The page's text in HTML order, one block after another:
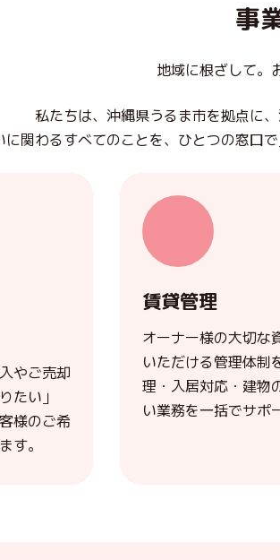
事
地域に根ざして。
私たちは、沖縄県うるま市を拠点に
に関わるすべてのことを、ひとつの窓口で
やご売却
たい」
様のご希
す。
賃貸管理
オーナー様の大切な
いただける管理体制
理・入居対応・建物
い業務を一括でサポ